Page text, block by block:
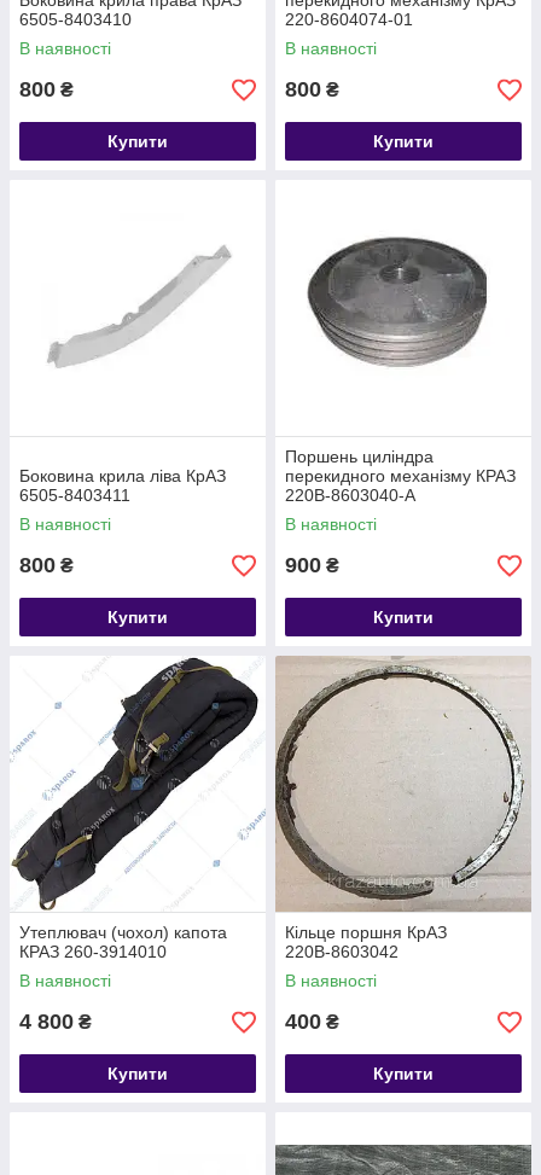
6505-8403410
В наявності
800 ₴
Купити
220-8604074-01
В наявності
800 ₴
Купити
Боковина крила ліва КрАЗ
6505-8403411
В наявності
800 ₴
Купити
Поршень циліндра
перекидного механізму КРАЗ
220В-8603040-А
В наявності
900 ₴
Купити
Утеплювач (чохол) капота
КРАЗ 260-3914010
В наявності
4 800 ₴
Купити
Кільце поршня КрАЗ
220В-8603042
В наявності
400 ₴
Купити